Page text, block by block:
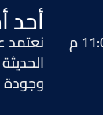
نعتمد
وجودة